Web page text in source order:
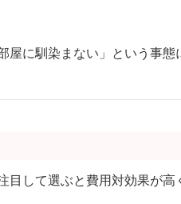
屋に馴染まない」という事態
目して選ぶと費用対効果が高